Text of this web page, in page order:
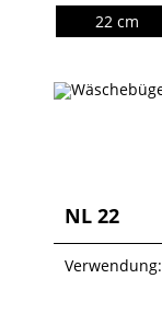
22 cm
NL 22
Verwendung: